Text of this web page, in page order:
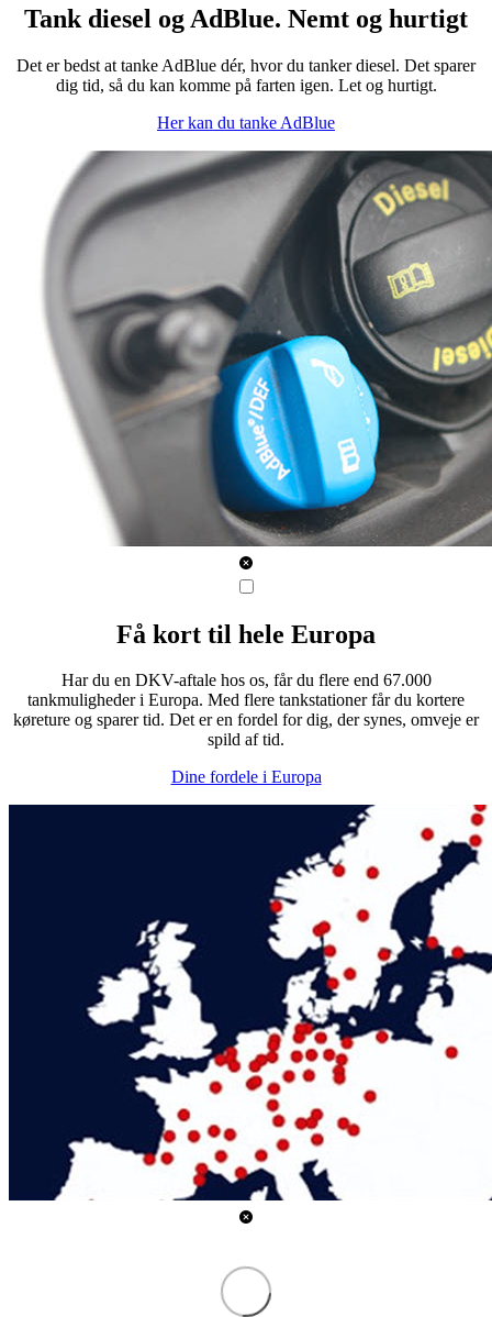
Tank diesel og AdBlue. Nemt og hurtigt
Det er bedst at tanke AdBlue dér, hvor du tanker diesel. Det sparer
dig tid, så du kan komme på farten igen. Let og hurtigt.
Her kan du tanke AdBlue
Få kort til hele Europa
Har du en DKV-aftale hos os, får du flere end 67.000
tankmuligheder i Europa. Med flere tankstationer får du kortere
køreture og sparer tid. Det er en fordel for dig, der synes, omveje er
spild af tid.
Dine fordele i Europa